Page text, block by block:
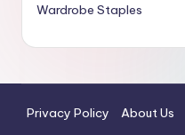
Wardrobe Staples
Privacy Policy About Us